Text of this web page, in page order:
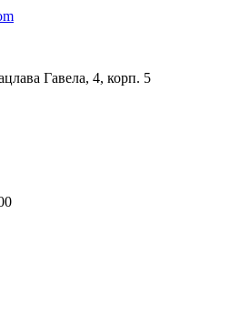
Гавела, 4, корп. 5